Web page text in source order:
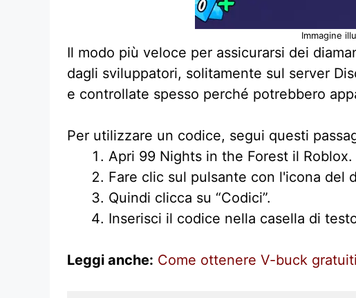
Immagine
Il modo più veloce per assicurarsi dei
dagli sviluppatori, solitamente sul server
e controllate spesso perché potrebbero
Per utilizzare un codice, segui questi
Apri 99 Nights in the Forest il Roblox.
Fare clic sul pulsante con l'icona del
Quindi clicca su “Codici”.
Inserisci il codice nella casella di
Leggi anche: Come ottenere V-buck